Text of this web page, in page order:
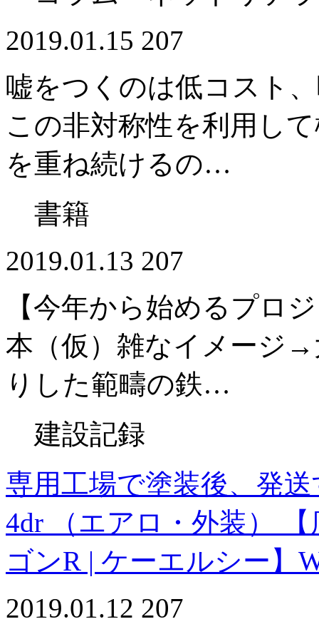
2019.01.15 207
嘘をつくのは低コスト
この非対称性を利用し
を重ね続けるの…
書籍
2019.01.13 207
【今年から始めるプロ
本（仮）雑なイメージ
りした範疇の鉄…
建設記録
専用工場で塗装後、発
4dr （エアロ・外装）
ゴンR | ケーエルシー】
2019.01.12 207